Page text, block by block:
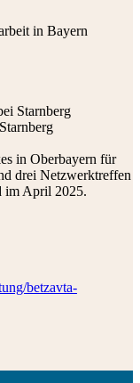
in Bayern
Starnberg
in Oberbayern für
drei Netzwerktreffen
im April 2025.
betzavta-